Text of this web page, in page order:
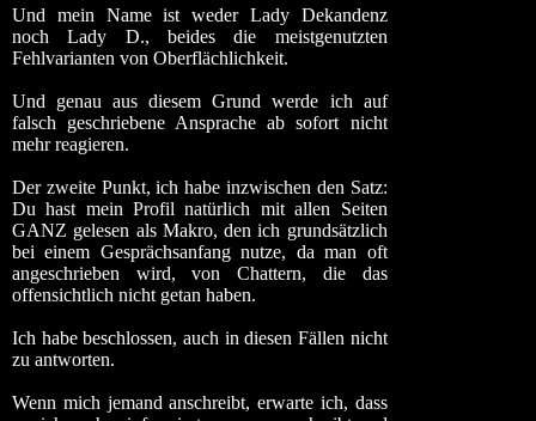
Und mein Name ist weder Lady Dekandenz
noch Lady D., beides die meistgenutzten
Fehlvarianten von Oberflächlichkeit.
Und genau aus diesem Grund werde ich auf
falsch geschriebene Ansprache ab sofort nicht
mehr reagieren.
Der zweite Punkt, ich habe inzwischen den Satz:
Du hast mein Profil natürlich mit allen Seiten
GANZ gelesen als Makro, den ich grundsätzlich
bei einem Gesprächsanfang nutze, da man oft
angeschrieben wird, von Chattern, die das
offensichtlich nicht getan haben.
Ich habe beschlossen, auch in diesen Fällen nicht
zu antworten.
Wenn mich jemand anschreibt, erwarte ich, dass